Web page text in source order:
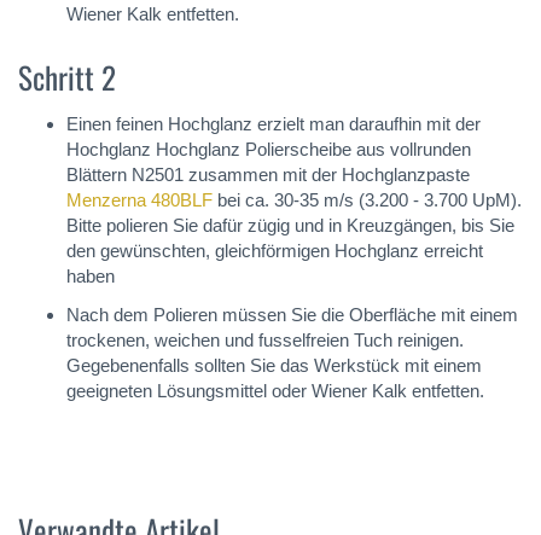
Wiener Kalk entfetten.
Schritt 2
Einen feinen Hochglanz erzielt man daraufhin mit der
Hochglanz Hochglanz Polierscheibe aus vollrunden
Blättern N2501 zusammen mit der Hochglanzpaste
Menzerna 480BLF bei ca. 30-35 m/s (3.200 - 3.700 UpM).
Bitte polieren Sie dafür zügig und in Kreuzgängen, bis Sie
den gewünschten, gleichförmigen Hochglanz erreicht
haben
Nach dem Polieren müssen Sie die Oberfläche mit einem
trockenen, weichen und fusselfreien Tuch reinigen.
Gegebenenfalls sollten Sie das Werkstück mit einem
geeigneten Lösungsmittel oder Wiener Kalk entfetten.